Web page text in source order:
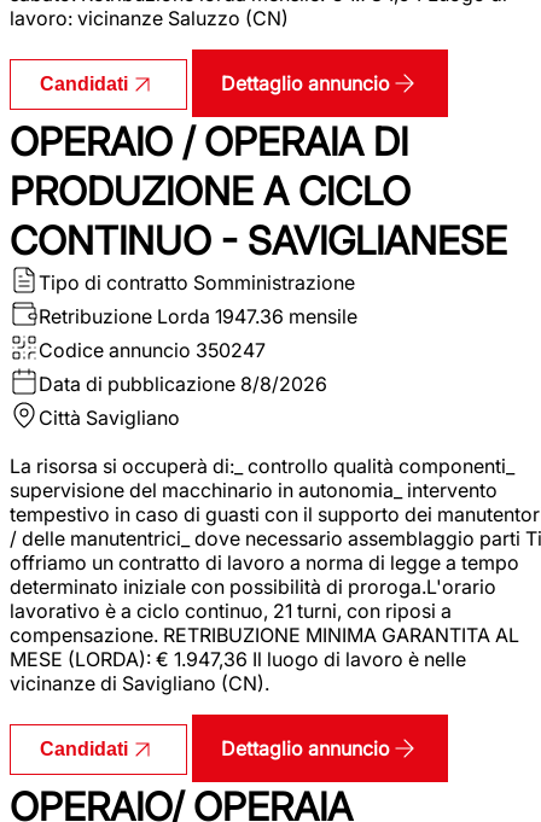
lavoro: vicinanze Saluzzo (CN)
Candidati Dettaglio annuncio
OPERAIO / OPERAIA DI
PRODUZIONE A CICLO
CONTINUO - SAVIGLIANESE
Tipo di contratto Somministrazione
Retribuzione Lorda 1947.36 mensile
Codice annuncio 350247
Data di pubblicazione 8/8/2026
Città Savigliano
La risorsa si occuperà di:_ controllo qualità componenti_
supervisione del macchinario in autonomia_ intervento
tempestivo in caso di guasti con il supporto dei
/ delle manutentrici_ dove necessario assemblaggio parti Ti
offriamo un contratto di lavoro a norma di legge a tempo
determinato iniziale con possibilità di proroga.L'orario
lavorativo è a ciclo continuo, 21 turni, con riposi a
compensazione. RETRIBUZIONE MINIMA GARANTITA AL
MESE (LORDA): € 1.947,36 Il luogo di lavoro è nelle
vicinanze di Savigliano (CN).
Candidati Dettaglio annuncio
OPERAIO/ OPERAIA